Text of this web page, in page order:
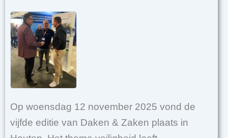
Op woensdag 12 november 2025 vond de
vijfde editie van Daken & Zaken plaats in